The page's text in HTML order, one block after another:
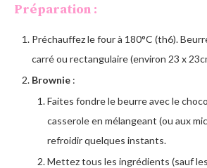
Préparation :
Préchauffez le four à 180°C (th6).
carré ou rectangulaire (environ 23 x
Brownie :
Faites fondre le beurre avec le
casserole en mélangeant (ou aux
refroidir quelques instants.
Mettez tous les ingrédients (sauf